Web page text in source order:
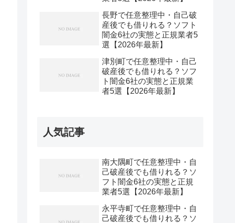
長野で任意整理中・自己破
産後でも借りれる？ソフト
闇金6社の実態と正規業者5
選【2026年最新】
津別町で任意整理中・自己
破産後でも借りれる？ソフ
ト闇金6社の実態と正規業
者5選【2026年最新】
人気記事
南大隅町で任意整理中・自
己破産後でも借りれる？ソ
フト闇金6社の実態と正規
業者5選【2026年最新】
永平寺町で任意整理中・自
己破産後でも借りれる？ソ